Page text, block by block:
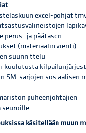
excel-pohjat
perus- ja päätason
(materiaalin vienti)
suunnittelu
koulutusta
SM-sarjojen sosiaalisen
puheenjohtajien
seuroille
käsitellään muun